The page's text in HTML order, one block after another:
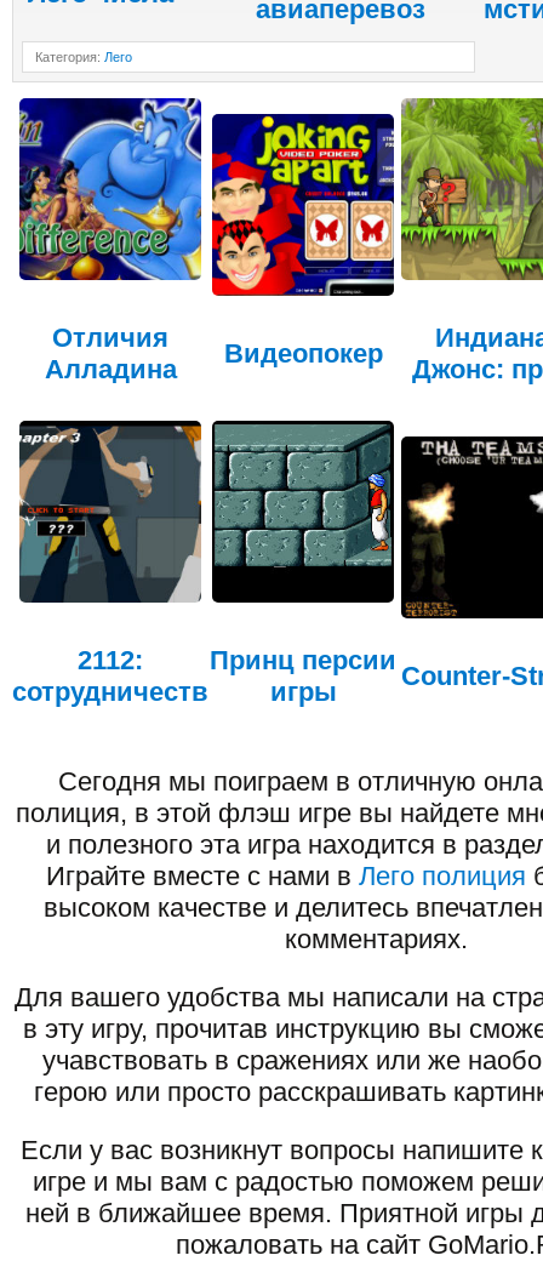
авиаперевоз
Категория: Лего
Отличия
Алладина
Видеопокер
Джонс:
2112:
сотрудничеств
Принц персии
игры
Counter-
Сегодня мы поиграем в отличную
полиция, в этой флэш игре вы найдете
и полезного эта игра находится в
Играйте вместе с нами в Лего полиция
высоком качестве и делитесь
комментариях.
Для вашего удобства мы написали на
в эту игру, прочитав инструкцию вы
учавствовать в сражениях или же
герою или просто расскрашивать
Если у вас возникнут вопросы напишите
игре и мы вам с радостью поможем
ней в ближайшее время. Приятной игры
пожаловать на сайт